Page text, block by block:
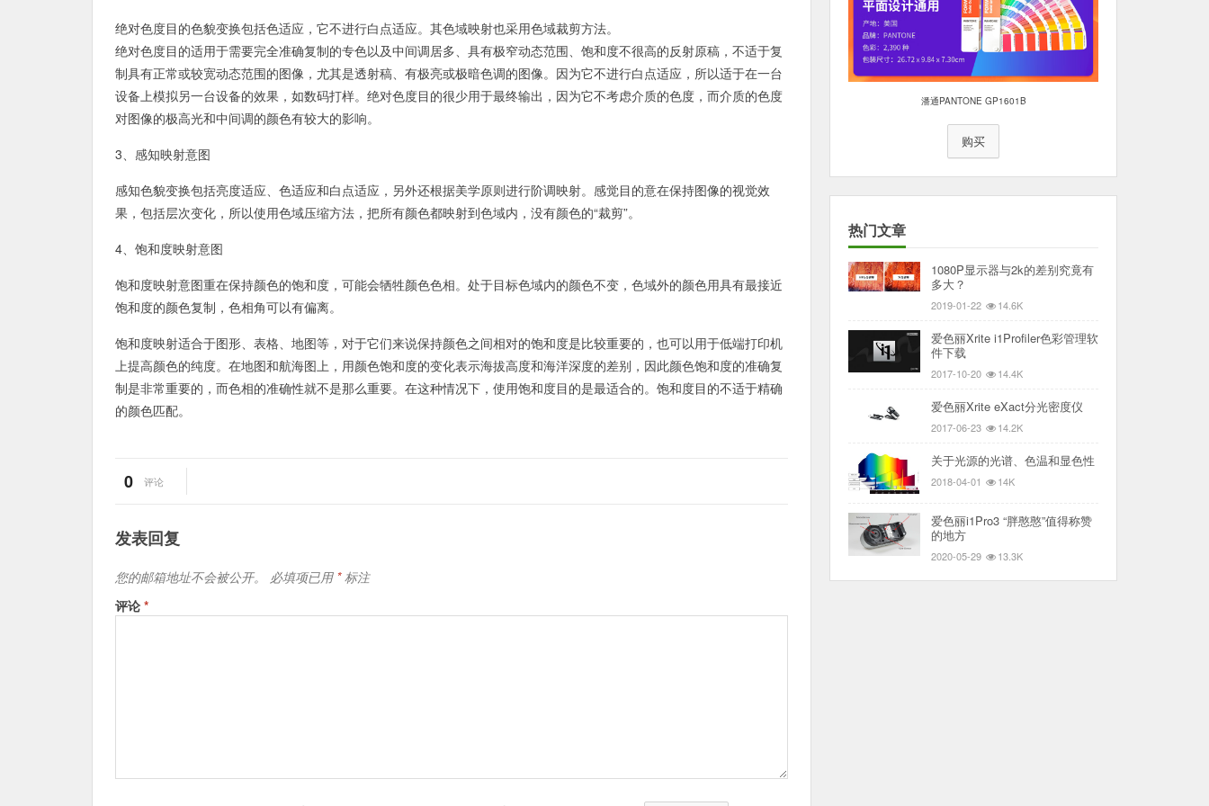
绝对色度目的色貌变换包括色适应，它不进行白点适应。其色域映射也采用色域裁剪方法。
绝对色度目的适用于需要完全准确复制的专色以及中间调居多、具有极窄动态范围、饱和度不很高的反射原稿，不适于复
制具有正常或较宽动态范围的图像，尤其是透射稿、有极亮或极暗色调的图像。因为它不进行白点适应，所以适于在一台
设备上模拟另一台设备的效果，如数码打样。绝对色度目的很少用于最终输出，因为它不考虑介质的色度，而介质的色度
对图像的极高光和中间调的颜色有较大的影响。
3、感知映射意图
感知色貌变换包括亮度适应、色适应和白点适应，另外还根据美学原则进行阶调映射。感觉目的意在保持图像的视觉效
果，包括层次变化，所以使用色域压缩方法，把所有颜色都映射到色域内，没有颜色的“裁剪”。
4、饱和度映射意图
饱和度映射意图重在保持颜色的饱和度，可能会牺牲颜色色相。处于目标色域内的颜色不变，色域外的颜色用具有最接近
饱和度的颜色复制，色相角可以有偏离。
饱和度映射适合于图形、表格、地图等，对于它们来说保持颜色之间相对的饱和度是比较重要的，也可以用于低端打印机
上提高颜色的纯度。在地图和航海图上，用颜色饱和度的变化表示海拔高度和海洋深度的差别，因此颜色饱和度的准确复
制是非常重要的，而色相的准确性就不是那么重要。在这种情况下，使用饱和度目的是最适合的。饱和度目的不适于精确
的颜色匹配。
0 评论
发表回复
您的邮箱地址不会被公开。 必填项已用 *标注
评论 *
潘通PANTONE GP1601B
购买
热门文章
1080P显示器与2k的差别究竟有
多大？
2019-01-22 14.6K
爱色丽Xrite i1Profiler色彩管理软
件下载
2017-10-20 14.4K
爱色丽Xrite eXact分光密度仪
2017-06-23 14.2K
关于光源的光谱、色温和显色性
2018-04-01 14K
爱色丽i1Pro3 “胖憨憨”值得称赞
的地方
2020-05-29 13.3K